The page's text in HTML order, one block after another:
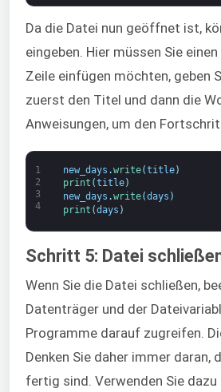
Da die Datei nun geöffnet ist,
eingeben. Hier müssen Sie
Zeile einfügen möchten, geben
zuerst den Titel und dann die
Anweisungen, um den
1
2
3
4
new_days .write(title)
print (title)
new_days .write(days )
print (days )
Schritt 5: Datei
Wenn Sie die Datei schließen,
Datenträger und der
Programme darauf zugreifen.
Denken Sie daher immer daran,
fertig sind. Verwenden Sie dazu